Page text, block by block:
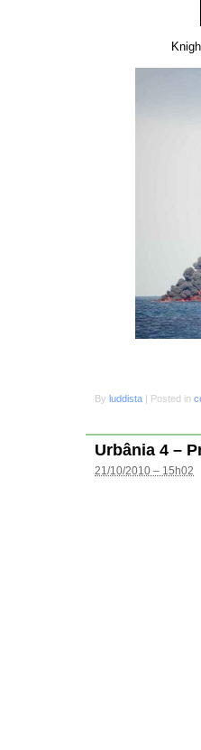
By luddista | Posted in
Urbânia 4 –
21/10/2010 – 15h02